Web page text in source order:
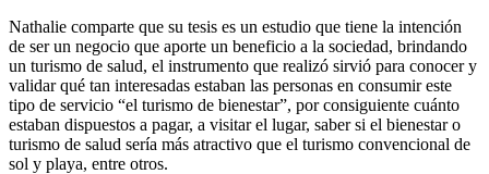
Nathalie comparte que su tesis es un estudio que tiene la intención
de ser un negocio que aporte un beneficio a la sociedad, brindando
un turismo de salud, el instrumento que realizó sirvió para conocer y
validar qué tan interesadas estaban las personas en consumir este
tipo de servicio “el turismo de bienestar”, por consiguiente cuánto
estaban dispuestos a pagar, a visitar el lugar, saber si el bienestar o
turismo de salud sería más atractivo que el turismo convencional de
sol y playa, entre otros.